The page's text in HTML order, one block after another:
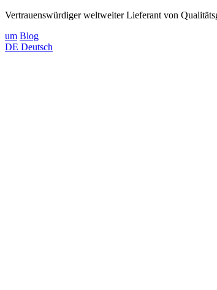
Vertrauenswürdiger weltweiter Lieferant von
um Blog
DE Deutsch